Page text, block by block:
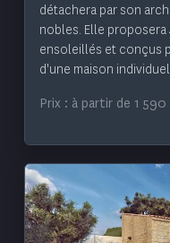
détachera par son
nobles. Elle proposera
ensoleillés et conçus
d'une maison
Prix : à partir de 1